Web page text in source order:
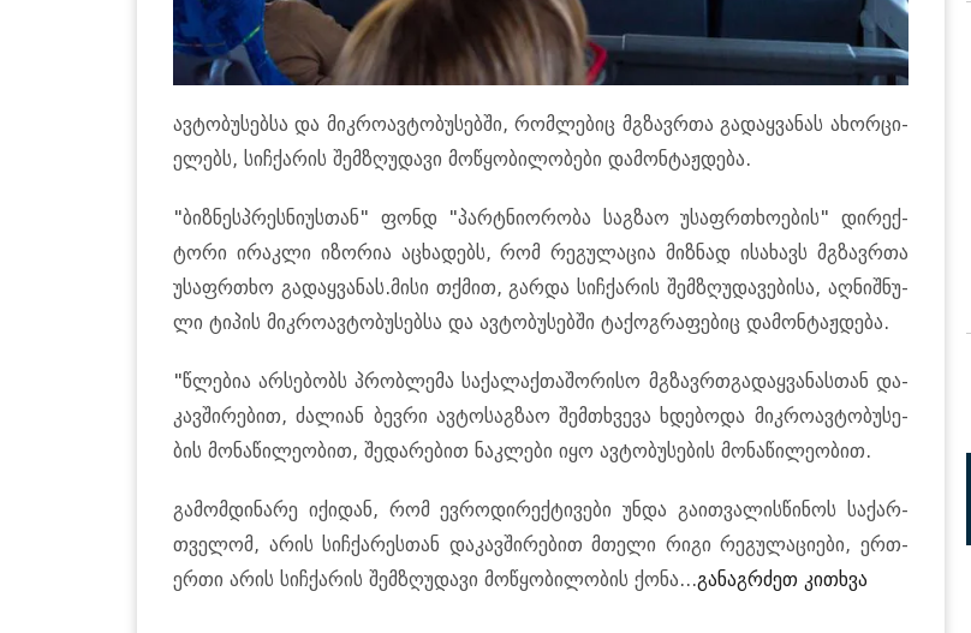
ავ­ტო­ბუ­სებ­სა და მიკ­რო­ავ­ტო­ბუ­სებ­ში, რომ­ლე­ბიც მგზავ­რთა გა­დაყ­ვა­ნას ახორ­ცი­
ე­ლებს, სიჩ­ქა­რის შემ­ზღუ­და­ვი მო­წყო­ბი­ლო­ბე­ბი და­მონ­ტაჟ­დე­ბა.
"ბიზ­ნესპრეს­ნი­უს­თან" ფონდ "პარტნი­ო­რო­ბა საგ­ზაო უსაფრ­თხო­ე­ბის" დი­რექ­
ტო­რი ირაკ­ლი იზო­რია აცხა­დებს, რომ რე­გუ­ლა­ცია მიზ­ნად ისა­ხავს მგზავ­რთა
უსაფრ­თხო გა­დაყ­ვა­ნას.მისი თქმით, გარ­და სიჩ­ქა­რის შემ­ზღუ­და­ვე­ბი­სა, აღ­ნიშ­ნუ­
ლი ტი­პის მიკ­რო­ავ­ტო­ბუ­სებ­სა და ავ­ტო­ბუ­სებ­ში ტა­ქოგ­რა­ფე­ბიც და­მონ­ტაჟ­დე­ბა.
"წლე­ბია არ­სე­ბობს პრობ­ლე­მა სა­ქა­ლაქთა­შო­რი­სო მგზავ­რთგა­დაყ­ვა­ნას­თან და­
კავ­ში­რე­ბით, ძა­ლი­ან ბევ­რი ავ­ტო­საგ­ზაო შემ­თხვე­ვა ხდე­ბო­და მიკ­რო­ავ­ტო­ბუ­სე­
ბის მო­ნა­წი­ლე­ო­ბით, შე­და­რე­ბით ნაკ­ლე­ბი იყო ავ­ტო­ბუ­სე­ბის მო­ნა­წი­ლე­ო­ბით.
გა­მომ­დი­ნა­რე იქი­დან, რომ ევ­რო­დი­რექ­ტი­ვე­ბი უნდა გა­ით­ვა­ლის­წი­ნოს სა­ქარ­
თვე­ლომ, არის სიჩ­ქა­რეს­თან და­კავ­ში­რე­ბით მთე­ლი რიგი რე­გუ­ლა­ცი­ე­ბი, ერთ-
ერთი არის სიჩ­ქა­რის შემ­ზღუ­და­ვი მო­წყო­ბი­ლო­ბის ქონა...გა­ნაგ­რძეთ კი­თხვა